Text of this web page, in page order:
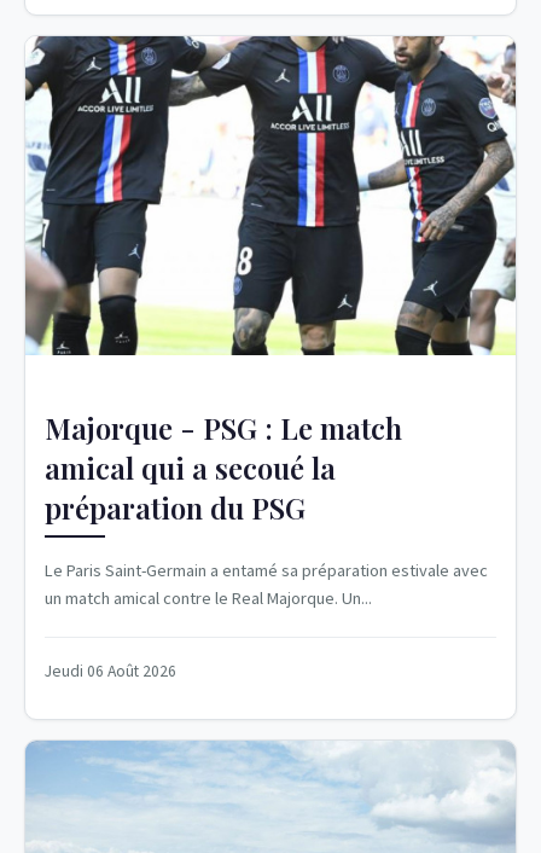
Majorque - PSG : Le match
amical qui a secoué la
préparation du PSG
Le Paris Saint-Germain a entamé sa préparation estivale avec
un match amical contre le Real Majorque. Un...
Jeudi 06 Août 2026